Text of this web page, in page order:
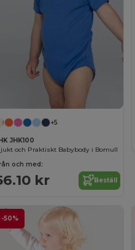
+5
JHK100
och Praktiskt Babybody i Bomull
och med:
kr Beställ
-50%